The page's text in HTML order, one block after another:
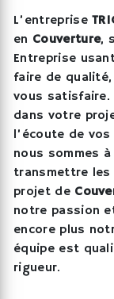
L’entreprise
en Couverture,
Entreprise
faire de
vous satisfaire.
dans votre
l’écoute de
nous sommes
transmettre les
projet de
notre passion
encore plus
équipe est
rigueur.